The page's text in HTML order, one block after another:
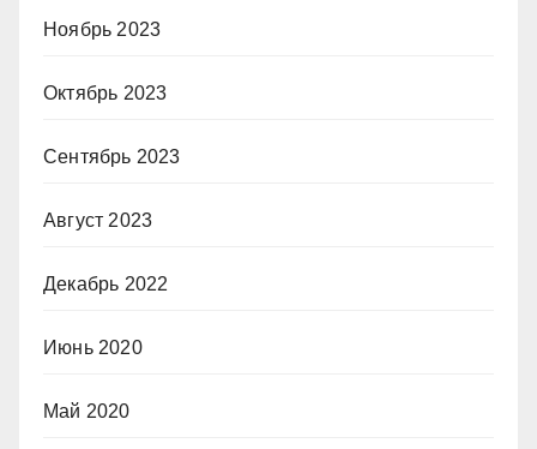
Ноябрь 2023
Октябрь 2023
Сентябрь 2023
Август 2023
Декабрь 2022
Июнь 2020
Май 2020